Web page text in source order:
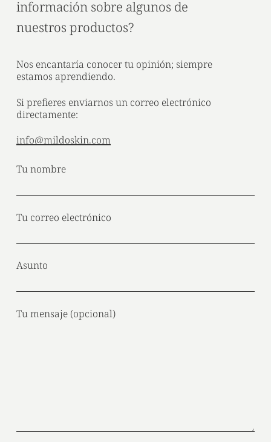
información sobre algunos de
nuestros productos?
Nos encantaría conocer tu opinión; siempre
estamos aprendiendo.
Si prefieres enviarnos un correo electrónico
directamente:
info@mildoskin.com
Tu nombre
Tu correo electrónico
Asunto
Tu mensaje (opcional)